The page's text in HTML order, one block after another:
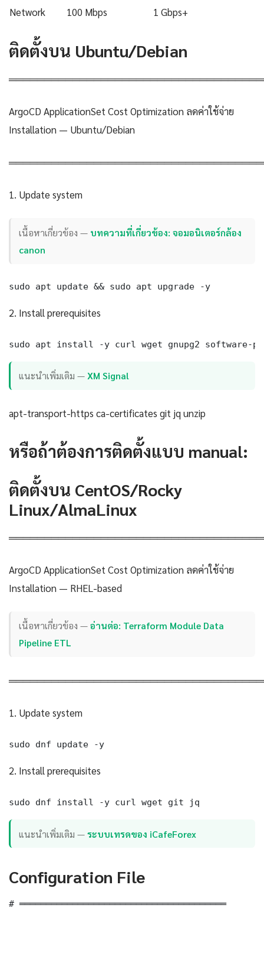
Network 100 Mbps 1 Gbps+
ติดตั้งบน Ubuntu/Debian
ArgoCD ApplicationSet Cost Optimization ลดค่าใช้จ่าย
Installation — Ubuntu/Debian
1. Update system
เนื้อหาเกี่ยวข้อง — บทความที่เกี่ยวข้อง: จอมอนิเตอร์กล้อง
canon
sudo apt update && sudo apt upgrade -y
2. Install prerequisites
sudo apt install -y curl wget gnupg2 software-
แนะนำเพิ่มเติม —XM Signal
apt-transport-https ca-certificates git jq unzip
หรือถ้าต้องการติดตั้งแบบ manual:
ติดตั้งบน CentOS/Rocky
Linux/AlmaLinux
ArgoCD ApplicationSet Cost Optimization ลดค่าใช้จ่าย
Installation — RHEL-based
เนื้อหาเกี่ยวข้อง —อ่านต่อ: Terraform Module Data
Pipeline ETL
1. Update system
sudo dnf update -y
2. Install prerequisites
sudo dnf install -y curl wget git jq
แนะนำเพิ่มเติม —ระบบเทรดของ iCafeForex
Configuration File
# ═══════════════════════════════════════